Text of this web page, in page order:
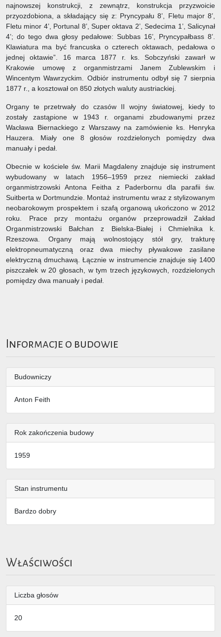
najnowszej konstrukcji, z zewnątrz, konstrukcja przyzwoicie
przyozdobiona, a składający się z: Pryncypału 8’, Fletu major 8’,
Fletu minor 4’, Portunal 8’, Super oktava 2’, Sedecima 1’, Salicynał
4’; do tego dwa głosy pedałowe: Subbas 16’, Pryncypałbass 8’.
Klawiatura ma być francuska o czterech oktawach, pedałowa o
jednej oktawie”. 16 marca 1877 r. ks. Sobczyński zawarł w
Krakowie umowę z organmistrzami Janem Zublewskim i
Wincentym Wawrzyckim. Odbiór instrumentu odbył się 7 sierpnia
1877 r., a kosztował on 850 złotych waluty austriackiej.
Organy te przetrwały do czasów II wojny światowej, kiedy to
zostały zastąpione w 1943 r. organami zbudowanymi przez
Wacława Biernackiego z Warszawy na zamówienie ks. Henryka
Hauzera. Miały one 8 głosów rozdzielonych pomiędzy dwa
manuały i pedał.
Obecnie w kościele św. Marii Magdaleny znajduje się instrument
wybudowany w latach 1956–1959 przez niemiecki zakład
organmistrzowski Antona Feitha z Paderbornu dla parafii św.
Suitberta w Dortmundzie. Montaż instrumentu wraz z stylizowanym
neobarokowym prospektem i szafą organową ukończono w 2012
roku. Prace przy montażu organów przeprowadził Zakład
Organmistrzowski Bałchan z Bielska-Białej i Chmielnika k.
Rzeszowa. Organy mają wolnostojący stół gry, trakturę
elektropneumatyczną oraz dwa miechy pływakowe zasilane
elektryczną dmuchawą. Łącznie w instrumencie znajduje się 1400
piszczałek w 20 głosach, w tym trzech językowych, rozdzielonych
pomiędzy dwa manuały i pedał.
Informacje o budowie
Budowniczy
Anton Feith
Rok zakończenia budowy
1959
Stan instrumentu
Bardzo dobry
Właściwości
Liczba głosów
20